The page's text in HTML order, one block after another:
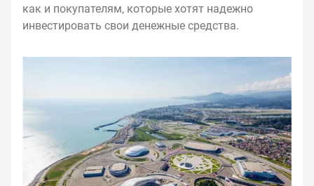
как и покупателям, которые хотят надежно
инвестировать свои денежные средства.